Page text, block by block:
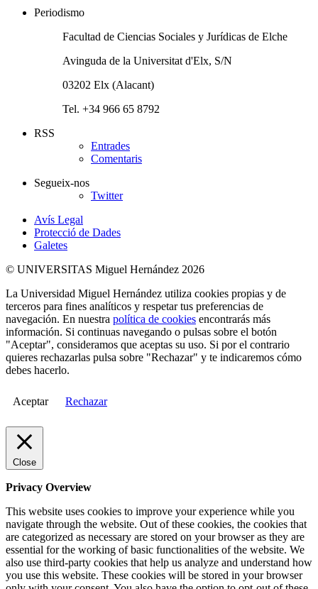
Periodismo
Facultad de Ciencias Sociales y Jurídicas de Elche
Avinguda de la Universitat d'Elx, S/N
03202 Elx (Alacant)
Tel. +34 966 65 8792
RSS
Entrades
Comentaris
Segueix-nos
Twitter
Avís Legal
Protecció de Dades
Galetes
© UNIVERSITAS Miguel Hernández 2026
La Universidad Miguel Hernández utiliza cookies propias y de
terceros para fines analíticos y respetar tus preferencias de
navegación. En nuestra política de cookies encontrarás más
información. Si continuas navegando o pulsas sobre el botón
"Aceptar", consideramos que aceptas su uso. Si por el contrario
quieres rechazarlas pulsa sobre "Rechazar" y te indicaremos cómo
debes hacerlo.
Aceptar Rechazar
Close
Privacy Overview
This website uses cookies to improve your experience while you
navigate through the website. Out of these cookies, the cookies that
are categorized as necessary are stored on your browser as they are
essential for the working of basic functionalities of the website. We
also use third-party cookies that help us analyze and understand how
you use this website. These cookies will be stored in your browser